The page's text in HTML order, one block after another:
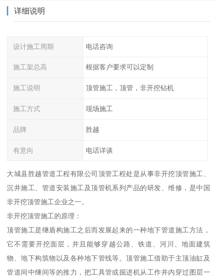
详细说明
设计施工周期 电话咨询
施工架总高 根据客户要求可以定制
施工说明 顶管施工，顶管，非开挖钻机
施工方式 现场施工
品牌 胜越
有意向 电话详谈
大城县胜越管道工程有限公司顶管工程处是从事非开挖顶管施工、
沉井施工、管道安装施工及顶管机系列产品的研发、维修，是中国
非开挖顶管施工企业之一。
非开挖顶管施工的原理：
顶管施工是继盾构施工之后而发展起来的一种地下管道施工方法，
它不需要开挖面层，并且能够穿越公路、铁道、河川、地面建筑
物、地下构筑物以及各种地下管线等。顶管施工借助于主顶油缸及
管道间中继间等的推力，把工具管或掘进机从工作井内穿过图层一